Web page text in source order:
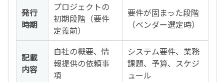
発行
時期
プロジェクトの
初期段階（要件
定義前）
要件が固まった段階
（ベンダー選定時）
記載
内容
自社の概要、情
報提供の依頼事
項
システム要件、業務
課題、予算、スケジ
ュール